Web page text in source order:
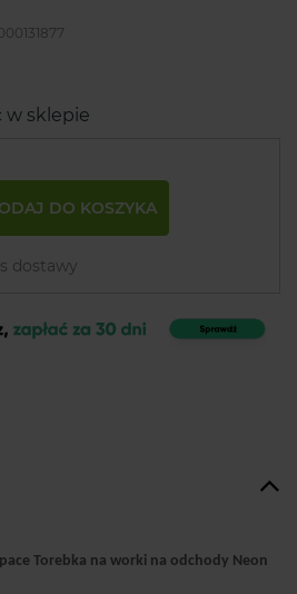
w sklepie
DO KOSZYKA
dostawy
Torebka na worki na odchody Neon